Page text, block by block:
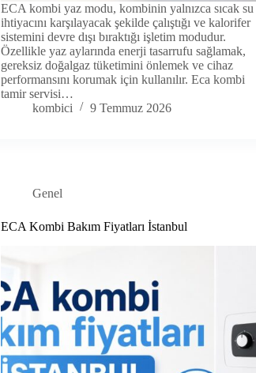
ECA kombi yaz modu, kombinin yalnızca sıcak su
ihtiyacını karşılayacak şekilde çalıştığı ve kalorifer
sistemini devre dışı bıraktığı işletim modudur.
Özellikle yaz aylarında enerji tasarrufu sağlamak,
gereksiz doğalgaz tüketimini önlemek ve cihaz
performansını korumak için kullanılır. Eca kombi
tamir servisi…
kombici
9 Temmuz 2026
Genel
ECA Kombi Bakım Fiyatları İstanbul